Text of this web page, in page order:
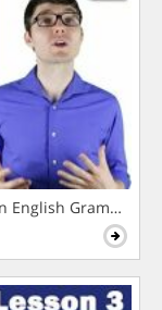
English Grammar